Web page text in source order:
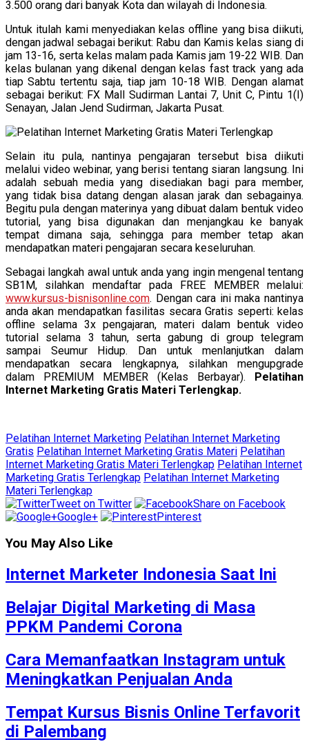
3.500 orang dari banyak Kota dan wilayah di Indonesia.
Untuk itulah kami menyediakan kelas offline yang bisa diikuti,
dengan jadwal sebagai berikut: Rabu dan Kamis kelas siang di
jam 13-16, serta kelas malam pada Kamis jam 19-22 WIB. Dan
kelas bulanan yang dikenal dengan kelas fast track yang ada
tiap Sabtu tertentu saja, tiap jam 10-18 WIB. Dengan alamat
sebagai berikut: FX Mall Sudirman Lantai 7, Unit C, Pintu 1(I)
Senayan, Jalan Jend Sudirman, Jakarta Pusat.
Selain itu pula, nantinya pengajaran tersebut bisa diikuti
melalui video webinar, yang berisi tentang siaran langsung. Ini
adalah sebuah media yang disediakan bagi para member,
yang tidak bisa datang dengan alasan jarak dan sebagainya.
Begitu pula dengan materinya yang dibuat dalam bentuk video
tutorial, yang bisa digunakan dan menjangkau ke banyak
tempat dimana saja, sehingga para member tetap akan
mendapatkan materi pengajaran secara keseluruhan.
Sebagai langkah awal untuk anda yang ingin mengenal tentang
SB1M, silahkan mendaftar pada FREE MEMBER melalui:
www.kursus-bisnisonline.com. Dengan cara ini maka nantinya
anda akan mendapatkan fasilitas secara Gratis seperti: kelas
offline selama 3x pengajaran, materi dalam bentuk video
tutorial selama 3 tahun, serta gabung di group telegram
sampai Seumur Hidup. Dan untuk menlanjutkan dalam
mendapatkan secara lengkapnya, silahkan mengupgrade
dalam PREMIUM MEMBER (Kelas Berbayar). Pelatihan
Internet Marketing Gratis Materi Terlengkap.
Pelatihan Internet Marketing Pelatihan Internet Marketing
Gratis Pelatihan Internet Marketing Gratis Materi Pelatihan
Internet Marketing Gratis Materi Terlengkap Pelatihan Internet
Marketing Gratis Terlengkap Pelatihan Internet Marketing
Materi Terlengkap
Tweet on Twitter
Share on Facebook
Google+
Pinterest
You May Also Like
Internet Marketer Indonesia Saat Ini
Belajar Digital Marketing di Masa
PPKM Pandemi Corona
Cara Memanfaatkan Instagram untuk
Meningkatkan Penjualan Anda
Tempat Kursus Bisnis Online Terfavorit
di Palembang